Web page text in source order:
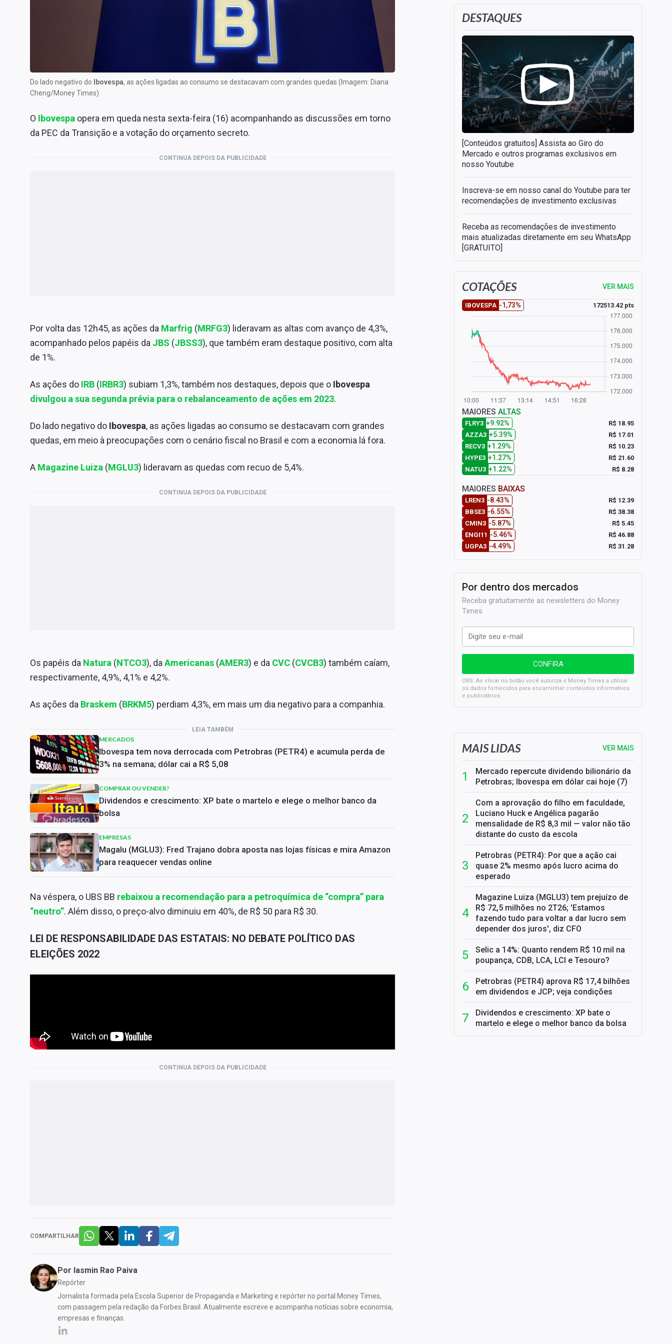
Sobre
Expediente
Do lado negativo do Ibovespa, as ações ligadas ao consumo se destacavam com grandes quedas (Imagem: Diana
Cheng/Money Times)
O Ibovespa opera em queda nesta sexta-feira (16) acompanhando as discussões em torno
da PEC da Transição e a votação do orçamento secreto.
CONTINUA DEPOIS DA PUBLICIDADE
Por volta das 12h45, as ações da Marfrig (MRFG3) lideravam as altas com avanço de 4,3%,
acompanhado pelos papéis da JBS (JBSS3), que também eram destaque positivo, com alta
de 1%.
As ações do IRB (IRBR3) subiam 1,3%, também nos destaques, depois que o Ibovespa
divulgou a sua segunda prévia para o rebalanceamento de ações em 2023.
Do lado negativo do Ibovespa, as ações ligadas ao consumo se destacavam com grandes
quedas, em meio à preocupações com o cenário fiscal no Brasil e com a economia lá fora.
A Magazine Luiza (MGLU3) lideravam as quedas com recuo de 5,4%.
CONTINUA DEPOIS DA PUBLICIDADE
Os papéis da Natura (NTCO3), da Americanas (AMER3) e da CVC (CVCB3) também caíam,
respectivamente, 4,9%, 4,1% e 4,2%.
As ações da Braskem (BRKM5) perdiam 4,3%, em mais um dia negativo para a companhia.
LEIA TAMBÉM
MERCADOS
Ibovespa tem nova derrocada com Petrobras (PETR4) e acumula perda de
3% na semana; dólar cai a R$ 5,08
COMPRAR OU VENDER?
Dividendos e crescimento: XP bate o martelo e elege o melhor banco da
bolsa
EMPRESAS
Magalu (MGLU3): Fred Trajano dobra aposta nas lojas físicas e mira Amazon
para reaquecer vendas online
Na véspera, o UBS BB rebaixou a recomendação para a petroquímica de “compra” para
“neutro”. Além disso, o preço-alvo diminuiu em 40%, de R$ 50 para R$ 30.
LEI DE RESPONSABILIDADE DAS ESTATAIS: NO DEBATE POLÍTICO DAS
ELEIÇÕES 2022
CONTINUA DEPOIS DA PUBLICIDADE
COMPARTILHAR
Por Iasmin Rao Paiva
Repórter
Jornalista formada pela Escola Superior de Propaganda e Marketing e repórter no portal Money Times,
com passagem pela redação da Forbes Brasil. Atualmente escreve e acompanha notícias sobre economia,
empresas e finanças.
DESTAQUES
[Conteúdos gratuitos] Assista ao Giro do
Mercado e outros programas exclusivos em
nosso Youtube
Inscreva-se em nosso canal do Youtube para ter
recomendações de investimento exclusivas
Receba as recomendações de investimento
mais atualizadas diretamente em seu WhatsApp
[GRATUITO]
COTAÇÕES VER MAIS
IBOVESPA -1,73% 172513.42 pts
MAIORES ALTAS
FLRY3 +9.92%
R$ 18.95
AZZA3 +5.39%
R$ 17.01
RECV3 +1.29%
R$ 10.23
HYPE3 +1.27%
R$ 21.60
NATU3 +1.22% R$ 8.28
MAIORES BAIXAS
LREN3 -8.43%
R$ 12.39
BBSE3 -6.55%
R$ 38.38
CMIN3 -5.87%
R$ 5.45
ENGI11 -5.46%
R$ 46.88
UGPA3 -4.49% R$ 31.28
Por dentro dos mercados
Receba gratuitamente as newsletters do Money
Times
OBS: Ao clicar no botão você autoriza o Money Times a utilizar
os dados fornecidos para encaminhar conteúdos informativos
e publicitários.
SELIC em 14%: A repercussão da decisão sobre os JUROS
MAIS LIDAS VER MAIS
Mercado repercute dividendo bilionário da
Petrobras; Ibovespa em dólar cai hoje (7)
Com a aprovação do filho em faculdade,
Luciano Huck e Angélica pagarão
mensalidade de R$ 8,3 mil — valor não tão
distante do custo da escola
Petrobras (PETR4): Por que a ação cai
quase 2% mesmo após lucro acima do
esperado
Magazine Luiza (MGLU3) tem prejuízo de
R$ 72,5 milhões no 2T26; 'Estamos
fazendo tudo para voltar a dar lucro sem
depender dos juros', diz CFO
Selic a 14%: Quanto rendem R$ 10 mil na
poupança, CDB, LCA, LCI e Tesouro?
Petrobras (PETR4) aprova R$ 17,4 bilhões
em dividendos e JCP; veja condições
Dividendos e crescimento: XP bate o
martelo e elege o melhor banco da bolsa